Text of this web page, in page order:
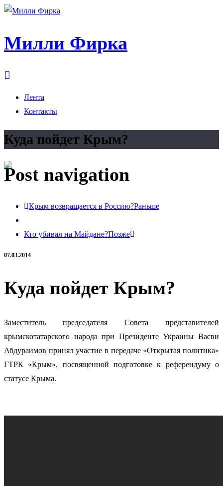
Милли Фирка
Лента
Контакты
Куда пойдет Крым?
Post navigation
Крым возвращается в Россию?Раньше
Кто убивал на Майдане?Позже
07.03.2014
Куда пойдет Крым?
Заместитель председателя Совета представителей
крымскотатарского народа при Президенте Украины Васви
Абдураимов принял участие в передаче «Открытая политика»
ГТРК «Крым», посвященной подготовке к референдуму о
статусе Крыма.